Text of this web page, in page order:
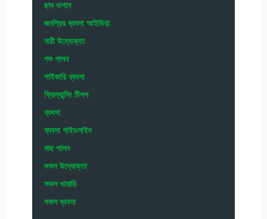
ছাদ বাগান
জনপ্রিয় ব্যবসা আইডিয়া
নারী উদ্যোক্তা
পশু পালন
পাইকারি ব্যবসা
ফ্রিল্যান্সিং টিপস
ব্যবসা
ব্যবসা গাইডলাইন
মাছ পালন
সফল উদ্যোক্তা
সফল খামারি
সফল ব্যবসা